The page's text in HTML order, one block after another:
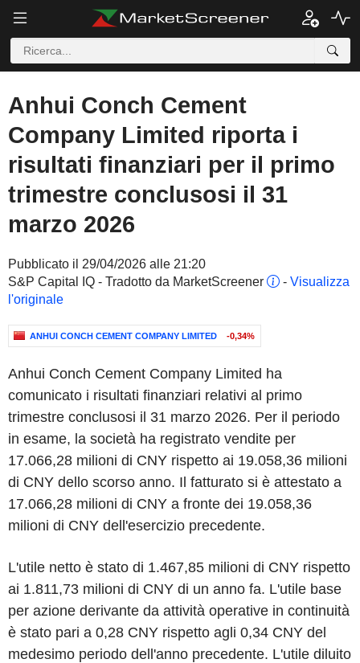
Anhui Conch Cement
Company Limited riporta i
risultati finanziari per il primo
trimestre conclusosi il 31
marzo 2026
Pubblicato il 29/04/2026 alle 21:20
S&P Capital IQ - Tradotto da MarketScreener
- Visualizza
l'originale
ANHUI CONCH CEMENT COMPANY LIMITED -0,34%
Anhui Conch Cement Company Limited ha
comunicato i risultati finanziari relativi al primo
trimestre conclusosi il 31 marzo 2026. Per il periodo
in esame, la società ha registrato vendite per
17.066,28 milioni di CNY rispetto ai 19.058,36 milioni
di CNY dello scorso anno. Il fatturato si è attestato a
17.066,28 milioni di CNY a fronte dei 19.058,36
milioni di CNY dell'esercizio precedente.
L'utile netto è stato di 1.467,85 milioni di CNY rispetto
ai 1.811,73 milioni di CNY di un anno fa. L'utile base
per azione derivante da attività operative in continuità
è stato pari a 0,28 CNY rispetto agli 0,34 CNY del
medesimo periodo dell'anno precedente. L'utile diluito